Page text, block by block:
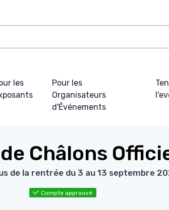
les
Pour les
Organisateurs
d'Événements
Châlons
de la rentrée du 3 au 13 septembre
Compte approuvé